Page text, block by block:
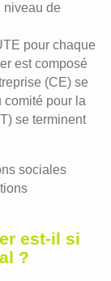
niveau de
pour chaque
est composé
(CE) se
comité pour la
se terminent
sociales
est-il si
?